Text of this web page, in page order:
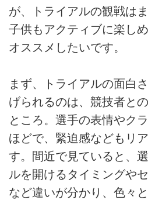
が、トライアルの観戦は
子供もアクティブに楽し
オススメしたいです。
まず、トライアルの面白
げられるのは、競技者と
ところ。選手の表情やク
ほどで、緊迫感などもリ
す。間近で見ていると、
ルを開けるタイミングや
など違いが分かり、色々